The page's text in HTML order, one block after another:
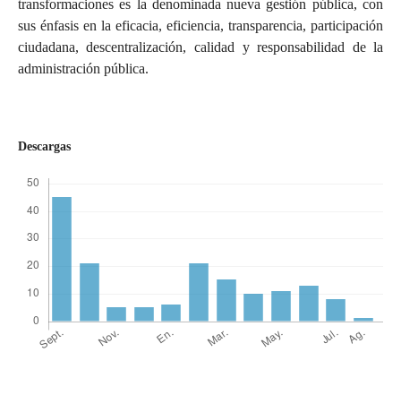
transformaciones es la denominada nueva gestión pública, con
sus énfasis en la eficacia, eficiencia, transparencia, participación
ciudadana, descentralización, calidad y responsabilidad de la
administración pública.
Descargas